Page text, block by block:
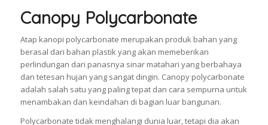
Canopy Polycarbonate
Atap kanopi polycarbonate merupakan produk bahan yang
berasal dari bahan plastik yang akan memeberikan
perlindungan dari panasnya sinar matahari yang berbahaya
dan tetesan hujan yang sangat dingin. Canopy polycarbonate
adalah salah satu yang paling tepat dan cara sempurna untuk
menambakan dan keindahan di bagian luar bangunan.
Polycarbonate tidak menghalangi dunia luar, tetapi dia akan